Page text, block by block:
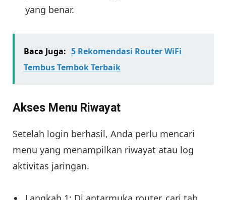
yang benar.
Baca Juga: 5 Rekomendasi Router WiFi
Tembus Tembok Terbaik
Akses Menu Riwayat
Setelah login berhasil, Anda perlu mencari
menu yang menampilkan riwayat atau log
aktivitas jaringan.